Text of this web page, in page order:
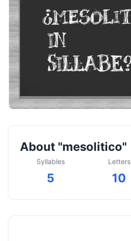
About "mesolitico"
Syllables
5
Letters
10